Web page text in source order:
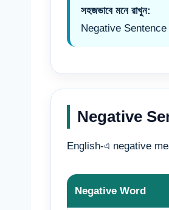
সহজভাবে মনে রাখুন:
Negative Sentence
Negative
English-এ negative
Negative Word